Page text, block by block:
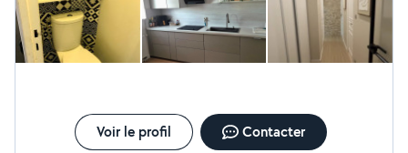
Voir le profil Contacter